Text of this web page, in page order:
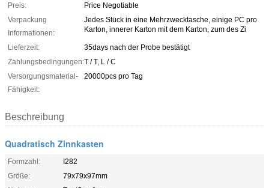
Preis:
Price Negotiable
Verpackung
Informationen:
Jedes Stück in eine Mehrzwecktasche, einige PC pro
Karton, innerer Karton mit dem Karton, zum des Zi
Lieferzeit:
35days nach der Probe bestätigt
Zahlungsbedingungen:T / T, L / C
Versorgungsmaterial-
Fähigkeit:
20000pcs pro Tag
Beschreibung
Quadratisch Zinnkasten
Formzahl:
I282
Größe:
79x79x97mm